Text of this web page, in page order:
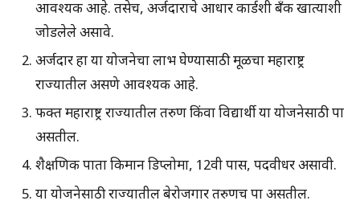
आवश्यक आहे. तसेच, अर्जदाराचे आधार कार्डशी बँक खात्याशी
जोडलेले असावे.
अर्जदार हा या योजनेचा लाभ घेण्यासाठी मूळचा महाराष्ट्र
राज्यातील असणे आवश्यक आहे.
फक्त महाराष्ट्र राज्यातील तरुण किंवा विद्यार्थी या योजनेसाठी पात्र
असतील.
शैक्षणिक पात्रता किमान डिप्लोमा, 12वी पास, पदवीधर असावी.
या योजनेसाठी राज्यातील बेरोजगार तरुणच पात्र असतील.